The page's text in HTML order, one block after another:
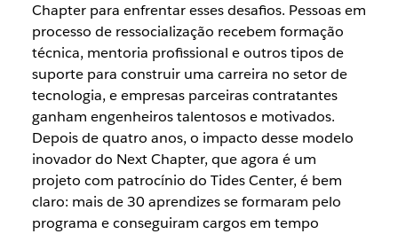
Chapter para enfrentar esses desafios. Pessoas em
processo de ressocialização recebem formação
técnica, mentoria profissional e outros tipos de
suporte para construir uma carreira no setor de
tecnologia, e empresas parceiras contratantes
ganham engenheiros talentosos e motivados.
Depois de quatro anos, o impacto desse modelo
inovador do Next Chapter, que agora é um
projeto com patrocínio do Tides Center, é bem
claro: mais de 30 aprendizes se formaram pelo
programa e conseguiram cargos em tempo